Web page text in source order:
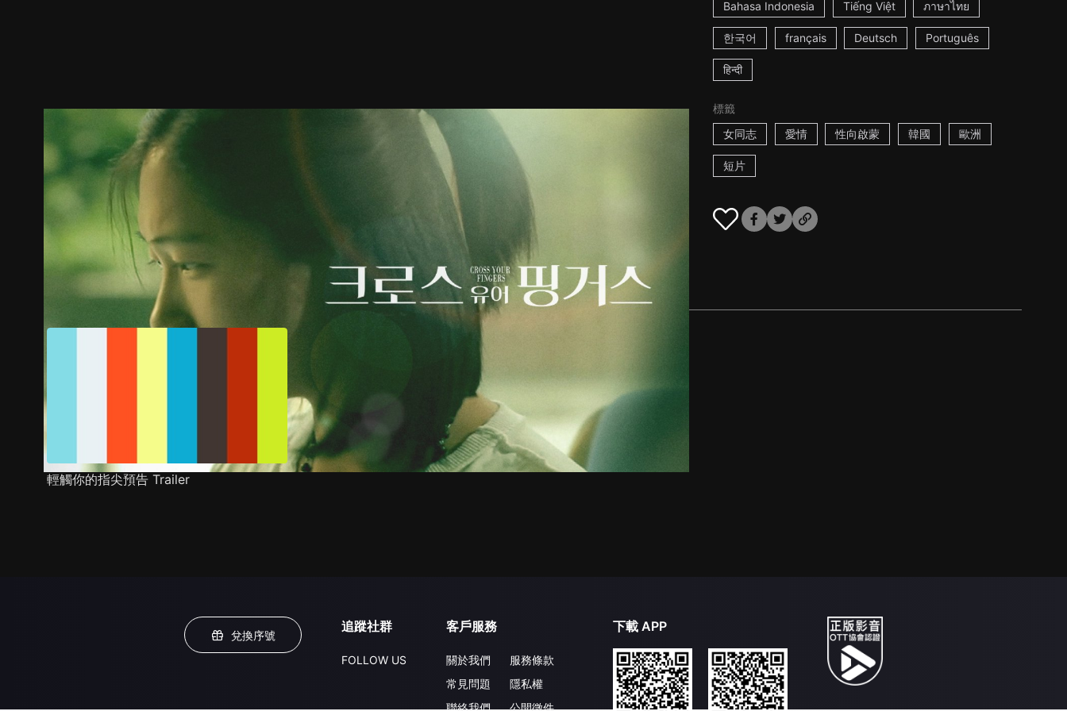
Bahasa Indonesia Tiếng Việt ภาษาไทย
한국어 français Deutsch Português
हिन्दी
標籤
女同志
愛情 性向啟蒙 韓國 歐洲
短片
劇照 推薦影片
輕觸你的指尖預告 Trailer
兌換序號
追蹤社群
FOLLOW US
客戶服務
關於我們
常見問題
聯絡我們
服務條款
隱私權
公開徵件
下載 APP